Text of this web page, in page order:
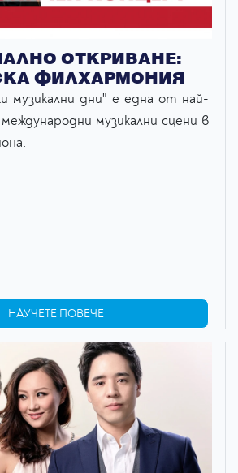
ОТКРИВАНЕ:
ФИЛХАРМОНИЯ
дни" e една от най-
музикални сцени в
НАУЧЕТЕ ПОВЕЧЕ